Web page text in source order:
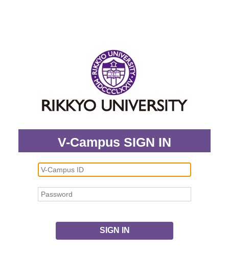
V-Campus SIGN IN
SIGN IN